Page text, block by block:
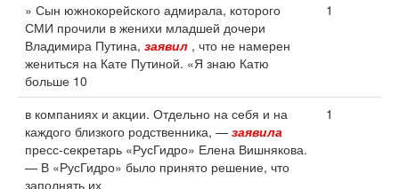
» Сын южнокорейского адмирала, которого
СМИ прочили в женихи младшей дочери
Владимира Путина, заявил , что не намерен
жениться на Кате Путиной. «Я знаю Катю
больше 10
1
в компаниях и акции. Отдельно на себя и на
каждого близкого родственника, — заявила
пресс-секретарь «РусГидро» Елена Вишнякова.
— В «РусГидро» было принято решение, что
заполнять их
1